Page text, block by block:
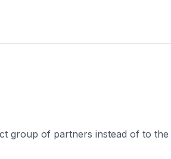
group of partners instead of to the